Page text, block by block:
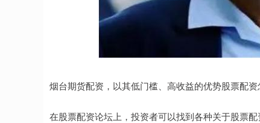
烟台期货配资，以其低门槛、高收益的优势股票配
在股票配资论坛上，投资者可以找到各种关于股票